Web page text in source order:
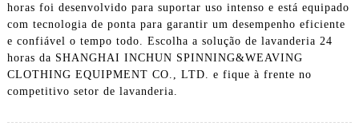
horas foi desenvolvido para suportar uso intenso e está equipado
com tecnologia de ponta para garantir um desempenho eficiente
e confiável o tempo todo. Escolha a solução de lavanderia 24
horas da SHANGHAI INCHUN SPINNING&WEAVING
CLOTHING EQUIPMENT CO., LTD. e fique à frente no
competitivo setor de lavanderia.